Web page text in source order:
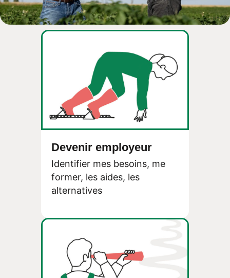
Devenir employeur
Identifier mes besoins, me
former, les aides, les
alternatives